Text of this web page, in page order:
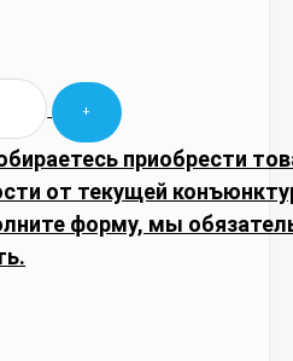
приобрести
от текущей
форму, мы